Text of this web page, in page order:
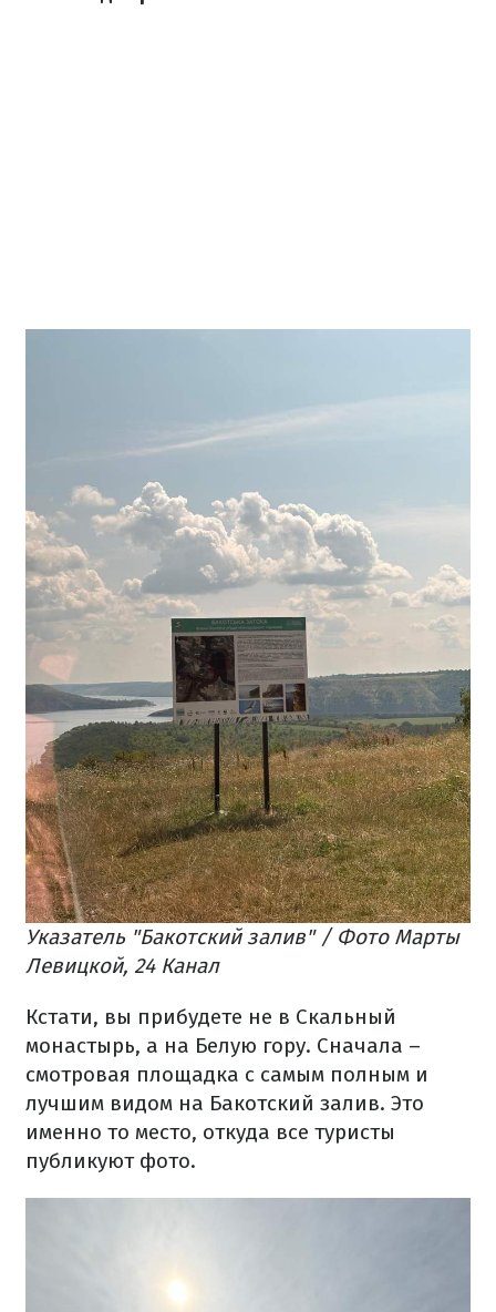
Указатель "Бакотский залив" / Фото Марты
Левицкой, 24 Канал
Кстати, вы прибудете не в Скальный
монастырь, а на Белую гору. Сначала –
смотровая площадка с самым полным и
лучшим видом на Бакотский залив. Это
именно то место, откуда все туристы
публикуют фото.